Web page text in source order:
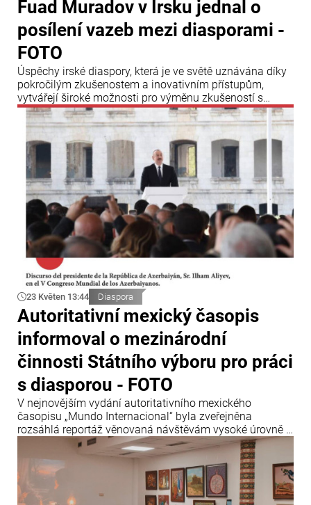
Fuad Muradov v Irsku jednal o
posílení vazeb mezi diasporami -
FOTO
Úspěchy irské diaspory, která je ve světě uznávána díky
pokročilým zkušenostem a inovativním přístupům,
vytvářejí široké možnosti pro výměnu zkušeností s
diasporními strukturami dalších zemí a ukazují roli Irska
jak v mezinárodních vztazích, tak v oblasti diasporních
aktivit.
23 Květen 13:44 Diaspora
Autoritativní mexický časopis
informoval o mezinárodní
činnosti Státního výboru pro práci
s diasporou - FOTO
V nejnovějším vydání autoritativního mexického
časopisu „Mundo Internacional“ byla zveřejněna
rozsáhlá reportáž věnovaná návštěvám vysoké úrovně z
Ázerbájdžánu v Mexiku.